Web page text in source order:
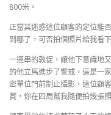
800米。
正當其迷惑這位顧客的定位能
到哪了，可否拍個照片給我看
一連串的敦促，讓他下意識地
的他立馬進步了警戒，這是一
密單位門前制止攝影，這位顧
賞，你在四周幫我隨便拍幾張